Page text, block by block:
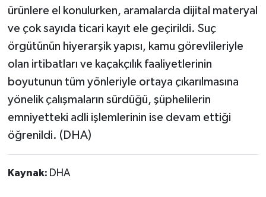
ürünlere el konulurken, aramalarda dijital materyal
ve çok sayıda ticari kayıt ele geçirildi. Suç
örgütünün hiyerarşik yapısı, kamu görevlileriyle
olan irtibatları ve kaçakçılık faaliyetlerinin
boyutunun tüm yönleriyle ortaya çıkarılmasına
yönelik çalışmaların sürdüğü, şüphelilerin
emniyetteki adli işlemlerinin ise devam ettiği
öğrenildi. (DHA)
Kaynak: DHA